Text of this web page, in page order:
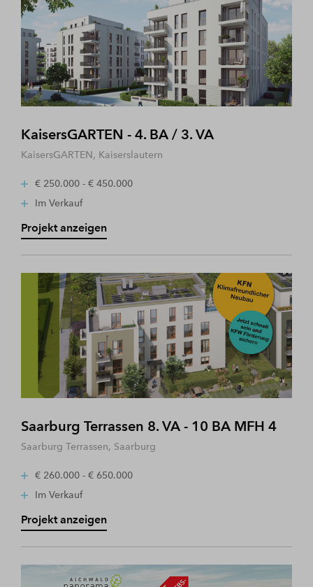
KaisersGARTEN - 4. BA / 3. VA
KaisersGARTEN, Kaiserslautern
€ 250.000 - € 450.000
Im Verkauf
Projekt anzeigen
Saarburg Terrassen 8. VA - 10 BA MFH 4
Saarburg Terrassen, Saarburg
€ 260.000 - € 650.000
Im Verkauf
Projekt anzeigen